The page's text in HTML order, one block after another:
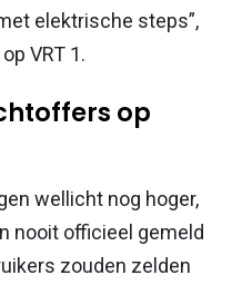
elektrische steps”,
VRT 1.
op
wellicht nog hoger,
nooit officieel gemeld
zouden zelden